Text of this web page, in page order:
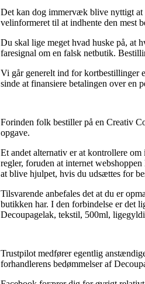
Det kan dog immervæk blive nyttigt at
velinformeret til at indhente den mest
Du skal lige meget hvad huske på, at
faresignal om en falsk netbutik.
Vi går generelt ind for kortbestillinger
sinde at finansiere betalingen over en
Forinden folk bestiller på en Creativ
opgave.
Et andet alternativ er at kontrollere
regler, foruden at internet
at blive hjulpet, hvis du udsættes for
Tilsvarende anbefales det at du er
butikken har. I den forbindelse er det
Decoupagelak, tekstil, 500ml,
Trustpilot medfører egentlig
forhandlerens bedømmelser af